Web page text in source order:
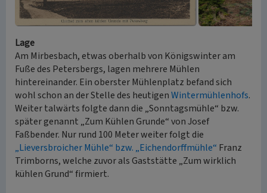
Lage
Am Mirbesbach, etwas oberhalb von Königswinter am
Fuße des Petersbergs, lagen mehrere Mühlen
hintereinander. Ein oberster Mühlenplatz befand sich
wohl schon an der Stelle des heutigenWintermühlenhofs.
Weiter talwärts folgte dann die „Sonntagsmühle“ bzw.
später genannt „Zum Kühlen Grunde“ von Josef
Faßbender. Nur rund 100 Meter weiter folgt die
„Lieversbroicher Mühle“ bzw. „Eichendorffmühle“ Franz
Trimborns, welche zuvor als Gaststätte „Zum wirklich
kühlen Grund“ firmiert.